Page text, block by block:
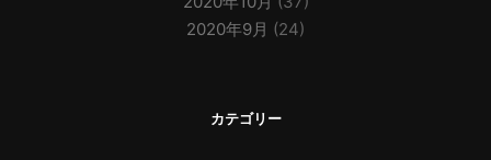
2020年9月 (24)
カテゴリー